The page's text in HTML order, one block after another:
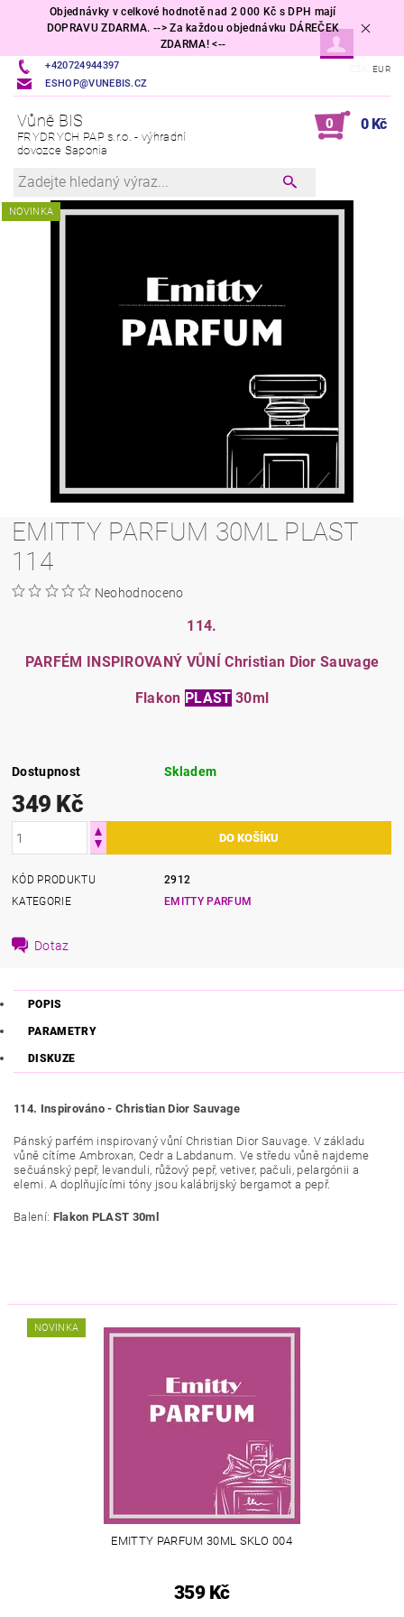
Objednávky v celkové hodnotě nad 2 000 Kč s DPH mají
DOPRAVU ZDARMA. --> Za každou objednávku DÁREČEK
ZDARMA! <--
+420724944397
ESHOP@VUNEBIS.CZ
EUR
Vůně BIS
FRYDRYCH PAP s.r.o. - výhradní
dovozce Saponia
0 0 Kč
NOVINKA
EMITTY PARFUM 30ML PLAST
114
Neohodnoceno
114.
PARFÉM INSPIROVANÝ VŮNÍ Christian Dior Sauvage
Flakon PLAST 30ml
Dostupnost Skladem
349 Kč
KÓD PRODUKTU
2912
KATEGORIE
EMITTY PARFUM
Dotaz
POPIS
PARAMETRY
DISKUZE
114. Inspirováno - Christian Dior Sauvage
Pánský parfém inspirovaný vůní Christian Dior Sauvage. V základu
vůně cítíme Ambroxan, Cedr a Labdanum Ve středu vůně najdeme
sečuánský pepř, levanduli, růžový pepř, vetiver, pačuli, pelargónii a
elemi A doplňujícími tóny jsou kalábrijský bergamot a pepř.
Balení: Flakon PLAST 30ml
NOVINKA
EMITTY PARFUM 30ML SKLO 004
359 Kč